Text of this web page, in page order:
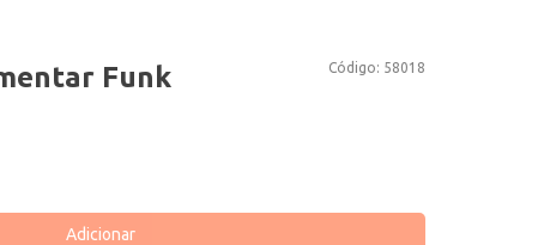
Código: 58018
Funk
Adicionar